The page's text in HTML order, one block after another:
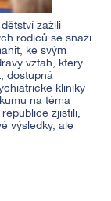
zažili
rodičů se snaží
ke svým
vztah, který
dostupná
kliniky
na téma
zjistili,
výsledky, ale